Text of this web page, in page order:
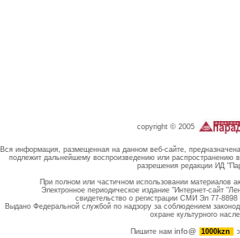
copyright © 2005
Вся информация, размещенная на данном веб-сайте,
подлежит дальнейшему воспроизведению или распространению
разрешения редакции ИД
При полном или частичном использовании материалов
Электронное периодическое издание "Интернет-сайт
свидетельство о регистрации СМИ Эл 77-8898
Выдано Федеральной службой по надзору за соблюдением
охране культурного
Пишите намinfo@ 1000kzn